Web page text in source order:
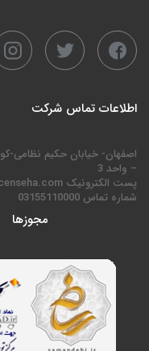
اطلاعات تماس شرکت
– واحد 3
پست الکترونیک info@licenseha.com
شماره تماس 03155110000
مجوزها